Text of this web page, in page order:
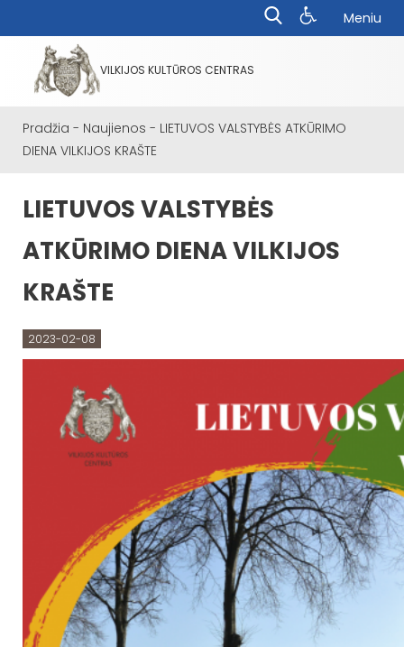
Meniu
VILKIJOS KULTŪROS CENTRAS
Pradžia - Naujienos - LIETUVOS VALSTYBĖS ATKŪRIMO
DIENA VILKIJOS KRAŠTE
LIETUVOS VALSTYBĖS
ATKŪRIMO DIENA VILKIJOS
KRAŠTE
2023-02-08